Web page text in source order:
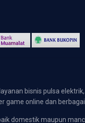
bisnis pulsa
game online dan
domestik maupun